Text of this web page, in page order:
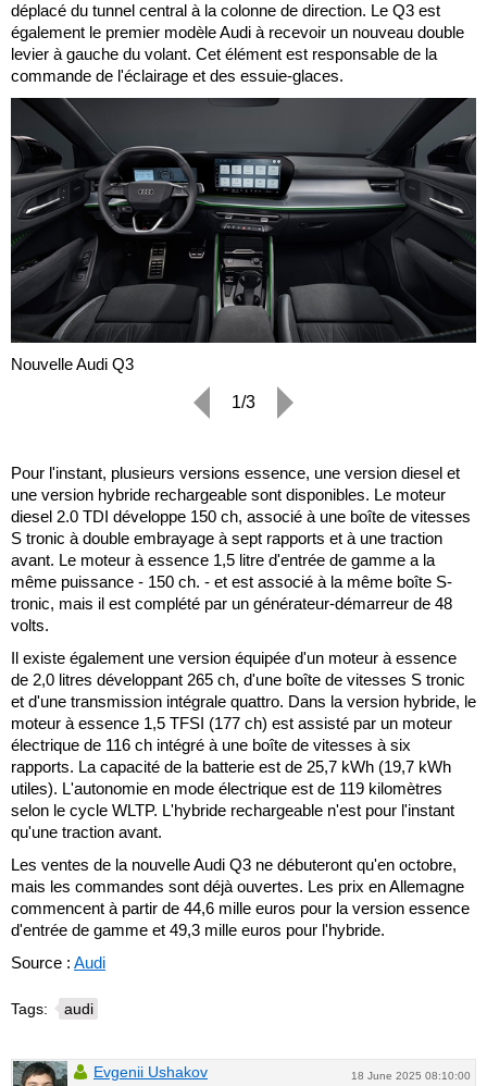
déplacé du tunnel central à la colonne de direction. Le Q3 est
également le premier modèle Audi à recevoir un nouveau double
levier à gauche du volant. Cet élément est responsable de la
commande de l'éclairage et des essuie-glaces.
Nouvelle Audi Q3
1/3
Pour l'instant, plusieurs versions essence, une version diesel et
une version hybride rechargeable sont disponibles. Le moteur
diesel 2.0 TDI développe 150 ch, associé à une boîte de vitesses
S tronic à double embrayage à sept rapports et à une traction
avant. Le moteur à essence 1,5 litre d'entrée de gamme a la
même puissance - 150 ch. - et est associé à la même boîte S-
tronic, mais il est complété par un générateur-démarreur de 48
volts.
Il existe également une version équipée d'un moteur à essence
de 2,0 litres développant 265 ch, d'une boîte de vitesses S tronic
et d'une transmission intégrale quattro. Dans la version hybride, le
moteur à essence 1,5 TFSI (177 ch) est assisté par un moteur
électrique de 116 ch intégré à une boîte de vitesses à six
rapports. La capacité de la batterie est de 25,7 kWh (19,7 kWh
utiles). L'autonomie en mode électrique est de 119 kilomètres
selon le cycle WLTP. L'hybride rechargeable n'est pour l'instant
qu'une traction avant.
Les ventes de la nouvelle Audi Q3 ne débuteront qu'en octobre,
mais les commandes sont déjà ouvertes. Les prix en Allemagne
commencent à partir de 44,6 mille euros pour la version essence
d'entrée de gamme et 49,3 mille euros pour l'hybride.
Source : Audi
Tags: audi
18 June 2025 08:10:00
Evgenii Ushakov